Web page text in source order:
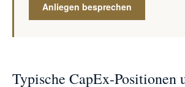
Anliegen besprechen
Typische CapEx-Positionen